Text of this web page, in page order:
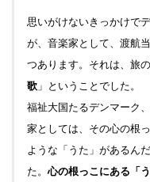
思いがけないきっかけで
が、音楽家として、渡航
つあります。それは、旅
歌 」ということでした。
福祉大国たるデンマーク
家としては、その心の根
ような「うた」があるん
た。心の根っこにある「う